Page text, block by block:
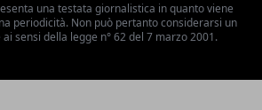
una testata giornalistica in quanto viene
periodicità. Non può pertanto considerarsi un
sensi della legge n° 62 del 7 marzo 2001.